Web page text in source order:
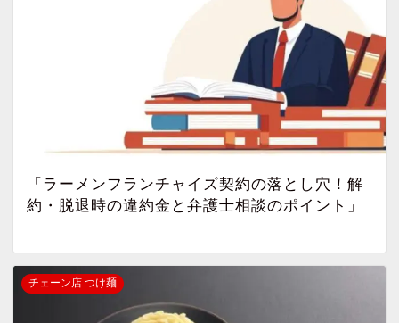
「ラーメンフランチャイズ契約の落とし穴！解
約・脱退時の違約金と弁護士相談のポイント」
チェーン店 つけ麺